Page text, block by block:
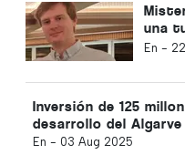
una
En -
Inversión de 125
desarrollo del Algarve
En - 03 Aug 2025